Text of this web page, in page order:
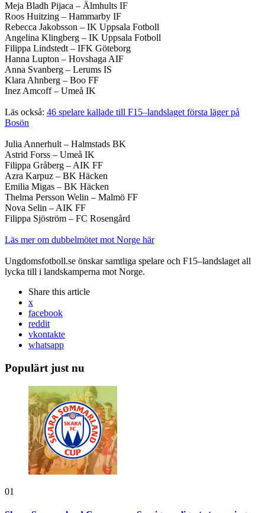
Meja Bladh Pijaca – Älmhults IF
Roos Huitzing – Hammarby IF
Rebecca Jakobsson – IK Uppsala Fotboll
Angelina Klingberg – IK Uppsala Fotboll
Filippa Lindstedt – IFK Göteborg
Hanna Lupton – Hovshaga AIF
Anna Svanberg – Lerums IS
Klara Ahnberg – Boo FF
Inez Amcoff – Umeå IK
Läs också: 46 spelare kallade till F15–landslaget första läger på
Bosön
Julia Annerhult – Halmstads BK
Astrid Forss – Umeå IK
Filippa Gråberg – AIK FF
Azra Karpuz – BK Häcken
Emilia Migas – BK Häcken
Thelma Persson Welin – Malmö FF
Nova Selin – AIK FF
Filippa Sjöström – FC Rosengård
Läs mer om dubbelmötet mot Norge här
Ungdomsfotboll.se önskar samtliga spelare och F15–landslaget all
lycka till i landskamperna mot Norge.
Share this article
x
facebook
reddit
vkontakte
whatsapp
Populärt just nu
01